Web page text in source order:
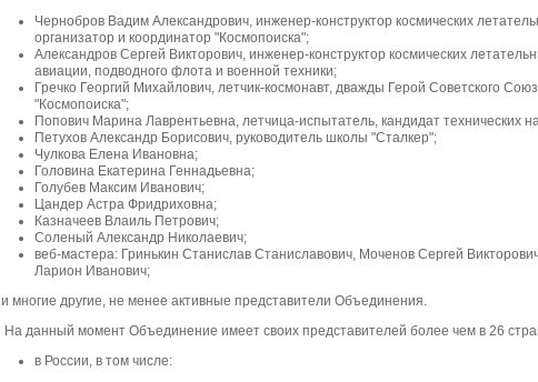
Чернобров Вадим Александрович, инженер-конструктор космических
организатор и координатор "Космопоиска";
Александров Сергей Викторович, инженер-конструктор космических
авиации, подводного флота и военной техники;
Гречко Георгий Михайлович, летчик-космонавт, дважды Герой Советского
"Космопоиска";
Попович Марина Лаврентьевна, летчица-испытатель, кандидат технических
Петухов Александр Борисович, руководитель школы "Сталкер";
Чулкова Елена Ивановна;
Головина Екатерина Геннадьевна;
Голубев Максим Иванович;
Цандер Астра Фридриховна;
Казначеев Влаиль Петрович;
Соленый Александр Николаевич;
веб-мастера: Гринькин Станислав Станиславович, Моченов Сергей
Ларион Иванович;
и многие другие, не менее активные представители Объединения.
На данный момент Объединение имеет своих представителей более чем в 26
в России, в том числе: